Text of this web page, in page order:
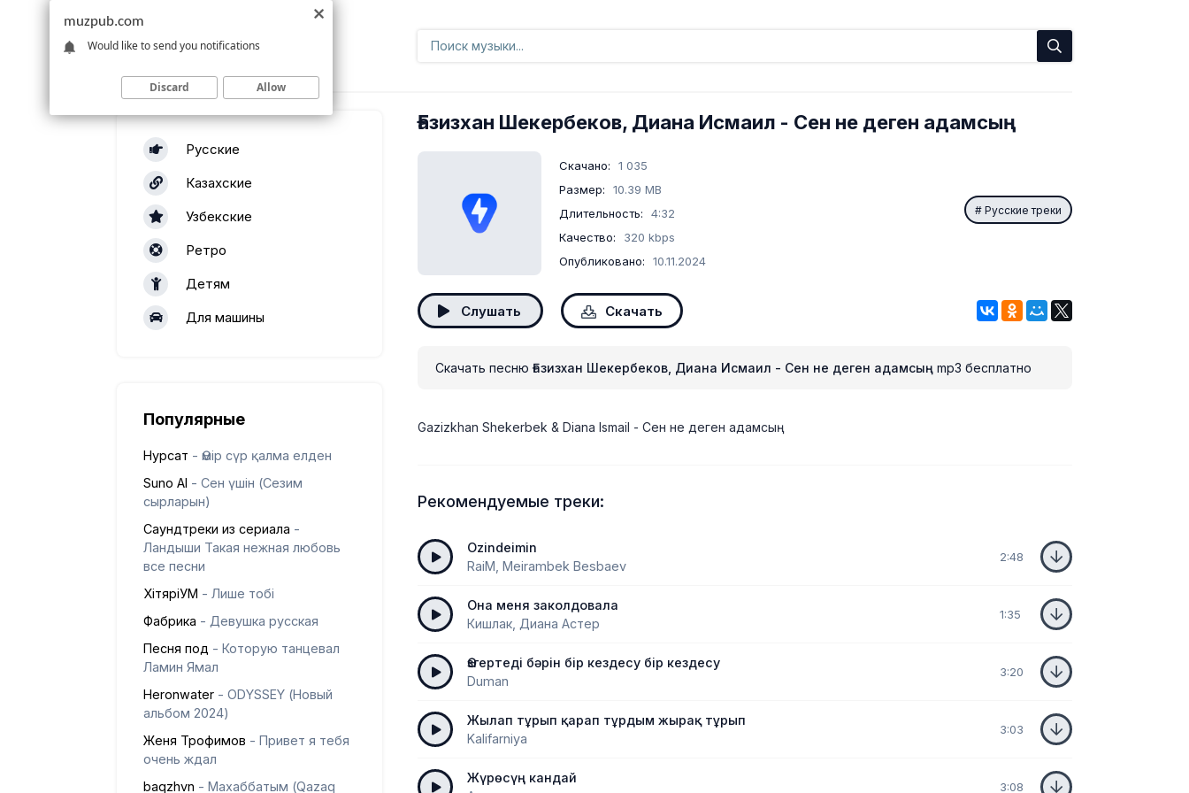
Русские
Казахские
Узбекские
Ретро
Детям
Для машины
Популярные
Нурсат - Өмір сүр қалма елден
Suno AI - Сен үшін (Сезим
сырларын)
Саундтреки из сериала -
Ландыши Такая нежная любовь
все песни
ХітяріУМ - Лише тобі
Фабрика - Девушка русская
Песня под - Которую танцевал
Ламин Ямал
Heronwater - ODYSSEY (Новый
альбом 2024)
Женя Трофимов - Привет я тебя
очень ждал
baqzhvn - Махаббатым (Qazaq
Ғазизхан Шекербеков, Диана Исмаил - Сен не деген адамсың
Скачано:
1 035
Размер:
10.39 MB
Длительность:
4:32
Качество:
320 kbps
Опубликовано:
10.11.2024
Русские треки
Слушать Скачать
Скачать песнюҒазизхан Шекербеков, Диана Исмаил - Сен не деген адамсың mp3 бесплатно
Gazizkhan Shekerbek & Diana Ismail - Сен не деген адамсың
Рекомендуемые треки:
Ozindeimin
RaiM, Meirambek Besbaev
2:48
Она меня заколдовала
Кишлак, Диана Астер
1:35
Өзгертеді бәрін бір кездесу бір кездесу
Duman
3:20
Жылап тұрып қарап тұрдым жырақ тұрып
Kalifarniya
3:03
Жүрөсүң кандай
3:08
muzpub.com
Would like to send you notifications
Discard Allow